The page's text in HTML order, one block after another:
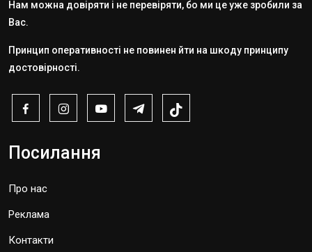
Нам можна довіряти і не перевіряти, бо ми це уже зробили за
Вас.
Принцип оперативності не повинен йти на шкоду принципу
достовірності.
Посилання
Про нас
Реклама
Контакти